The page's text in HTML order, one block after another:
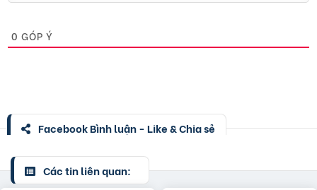
0 GÓP Ý
Facebook Bình luận - Like & Chia sẻ
Các tin liên quan: